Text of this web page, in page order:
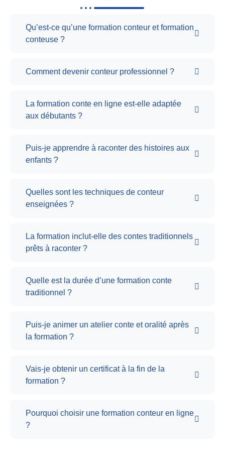
Qu’est-ce qu’une formation conteur et formation
conteuse ?
Comment devenir conteur professionnel ?
La formation conte en ligne est-elle adaptée
aux débutants ?
Puis-je apprendre à raconter des histoires aux
enfants ?
Quelles sont les techniques de conteur
enseignées ?
La formation inclut-elle des contes traditionnels
prêts à raconter ?
Quelle est la durée d’une formation conte
traditionnel ?
Puis-je animer un atelier conte et oralité après
la formation ?
Vais-je obtenir un certificat à la fin de la
formation ?
Pourquoi choisir une formation conteur en ligne
?